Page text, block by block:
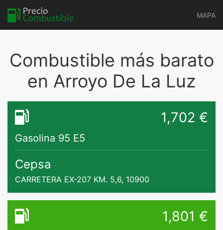
MAPA
Combustible más barato
en Arroyo De La Luz
1,702 €
Gasolina 95 E5
Cepsa
CARRETERA EX-207 KM. 5,6, 10900
1,801 €